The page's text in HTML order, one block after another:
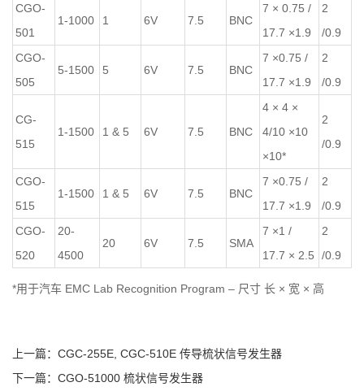
CGO-
501
1-1000 1 6V 7.5 BNC
7 × 0.75 /
17.7 ×1.9
2
/0.9
CGO-
505
5-1500 5 6V 7.5 BNC
7 ×0.75 /
17.7 ×1.9
2
/0.9
CG-
515
1-1500 1 & 5 6V 7.5 BNC
4 × 4 ×
4/10 ×10
×10*
2
/0.9
CGO-
515
1-1500 1 & 5 6V 7.5 BNC
7 ×0.75 /
17.7 ×1.9
2
/0.9
CGO-
520
20-
4500
20 6V 7.5 SMA
7 ×1 /
17.7 × 2.5
2
/0.9
*用于汽车 EMC Lab Recognition Program – 尺寸 长 × 宽 × 高
上一篇： CGC-255E, CGC-510E 传导梳状信号发生器
下一篇： CGO-51000 梳状信号发生器